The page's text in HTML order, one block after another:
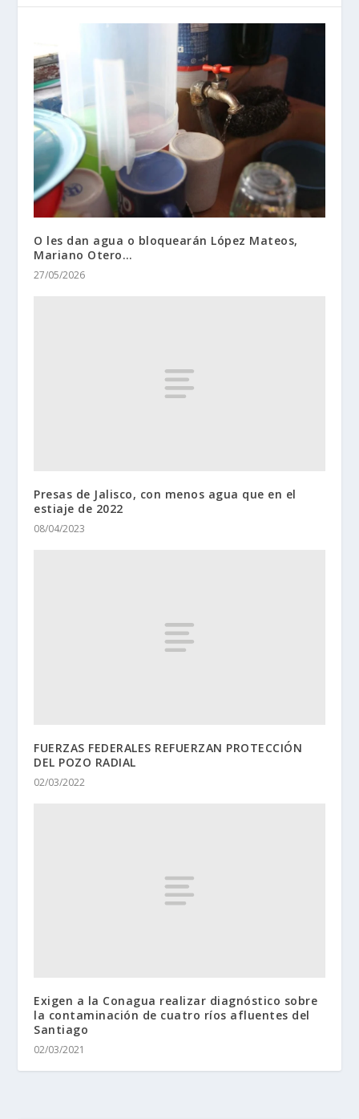
O les dan agua o bloquearán López Mateos,
Mariano Otero…
27/05/2026
Presas de Jalisco, con menos agua que en el
estiaje de 2022
08/04/2023
FUERZAS FEDERALES REFUERZAN PROTECCIÓN
DEL POZO RADIAL
02/03/2022
Exigen a la Conagua realizar diagnóstico sobre
la contaminación de cuatro ríos afluentes del
Santiago
02/03/2021